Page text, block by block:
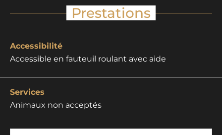
Prestations
Accessibilité
Accessible en fauteuil roulant avec aide
Services
Animaux non acceptés